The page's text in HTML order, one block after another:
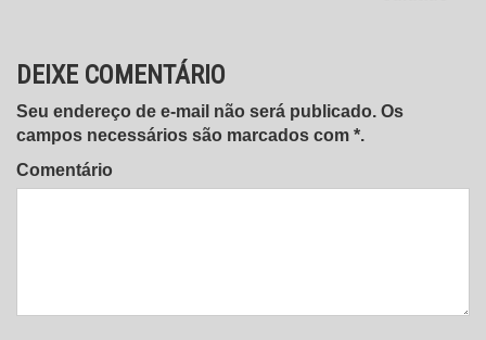
DEIXE COMENTÁRIO
Seu endereço de e-mail não será publicado. Os
campos necessários são marcados com *.
Comentário